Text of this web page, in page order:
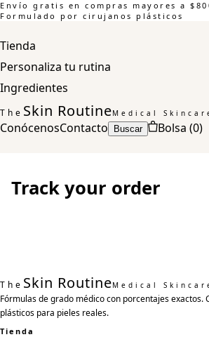
Envío gratis en compras mayores a
Formulado por cirujanos plásticos
Tienda
Personaliza tu rutina
Ingredientes
The Skin RoutineMedical
ConócenosContacto Buscar Bolsa (0)
Track your order
The Skin RoutineMedical
Fórmulas de grado médico con porcentajes exactos.
plásticos para pieles reales.
Tienda